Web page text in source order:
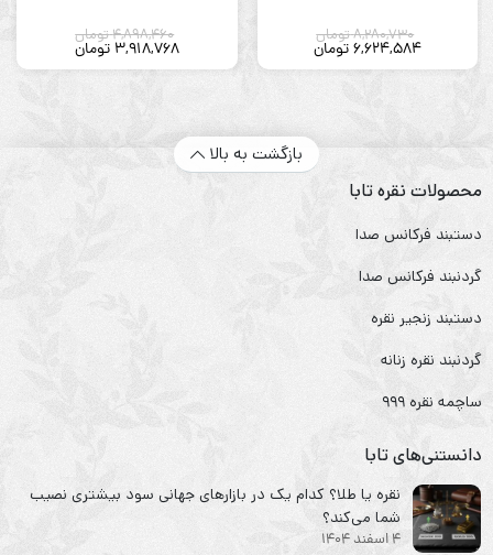
8,280,730تومان
6,624,584 تومان
4,898,460تومان
3,918,768 تومان
بازگشت به بالا
محصولات نقره تابا
دستبند فرکانس صدا
گردنبند فرکانس صدا
دستبند زنجیر نقره
گردنبند نقره زنانه
ساچمه نقره ۹۹۹
دانستنی‌های تابا
نقره یا طلا؟ کدام یک در بازارهای جهانی سود بیشتری نصیب
شما می‌کند؟
4 اسفند 1404